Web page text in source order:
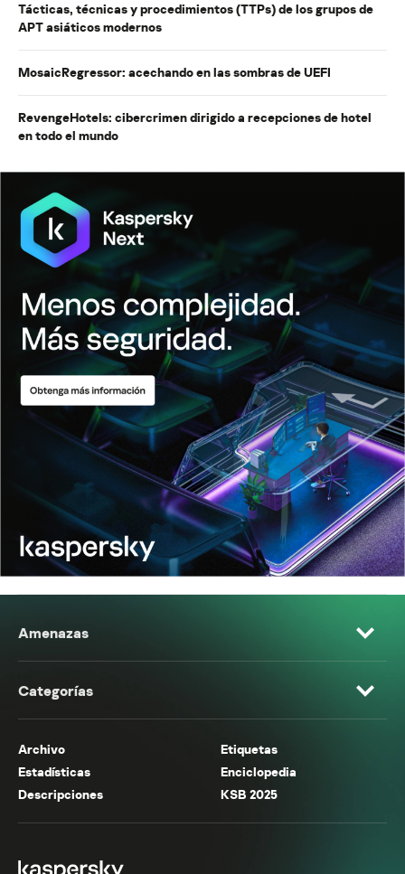
Tácticas, técnicas y procedimientos (TTPs) de los grupos de
APT asiáticos modernos
MosaicRegressor: acechando en las sombras de UEFI
RevengeHotels: cibercrimen dirigido a recepciones de hotel
en todo el mundo
Amenazas
Categorías
Archivo
Etiquetas
Estadísticas
Enciclopedia
Descripciones
KSB 2025